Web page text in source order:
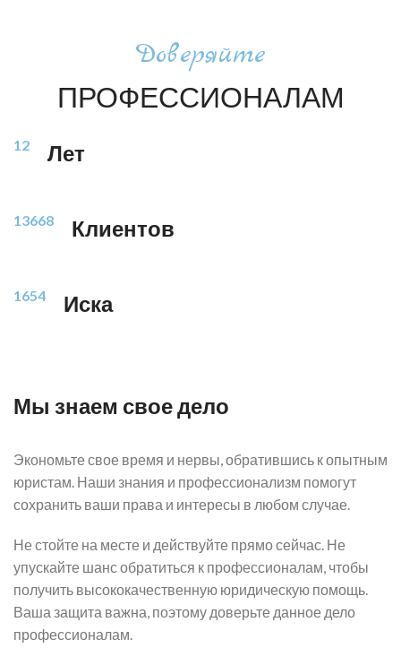
Доверяйте
ПРОФЕССИОНАЛАМ
12 Лет
13668 Клиентов
1654 Иска
Мы знаем свое дело
Экономьте свое время и нервы, обратившись к опытным
юристам. Наши знания и профессионализм помогут
сохранить ваши права и интересы в любом случае.
Не стойте на месте и действуйте прямо сейчас. Не
упускайте шанс обратиться к профессионалам, чтобы
получить высококачественную юридическую помощь.
Ваша защита важна, поэтому доверьте данное дело
профессионалам.